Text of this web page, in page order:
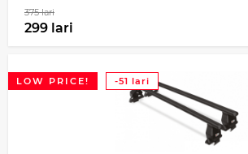
375 lari
299 lari
LOW PRICE! -51 lari